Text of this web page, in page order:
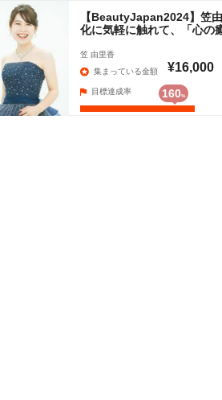
【BeautyJapan2024】笠
化に気軽に触れて、「心の
笠 由里香
集まっている金額
¥16,000
目標達成率 160%